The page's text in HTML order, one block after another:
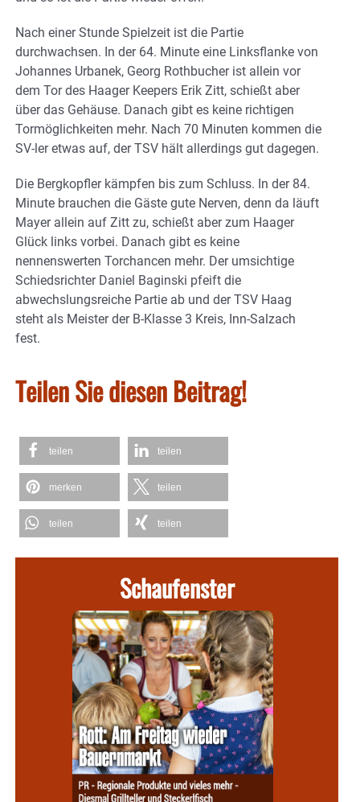
Nach einer Stunde Spielzeit ist die Partie
durchwachsen. In der 64. Minute eine Linksflanke von
Johannes Urbanek, Georg Rothbucher ist allein vor
dem Tor des Haager Keepers Erik Zitt, schießt aber
über das Gehäuse. Danach gibt es keine richtigen
Tormöglichkeiten mehr. Nach 70 Minuten kommen die
SV-ler etwas auf, der TSV hält allerdings gut dagegen.
Die Bergkopfler kämpfen bis zum Schluss. In der 84.
Minute brauchen die Gäste gute Nerven, denn da läuft
Mayer allein auf Zitt zu, schießt aber zum Haager
Glück links vorbei. Danach gibt es keine
nennenswerten Torchancen mehr. Der umsichtige
Schiedsrichter Daniel Baginski pfeift die
abwechslungsreiche Partie ab und der TSV Haag
steht als Meister der B-Klasse 3 Kreis, Inn-Salzach
fest.
Teilen Sie diesen Beitrag!
teilen teilen
merken teilen
teilen teilen
Schaufenster